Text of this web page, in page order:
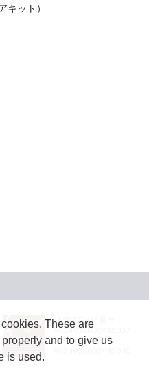
ット）
JASRAC許諾番号：
9024936001Y45037
JASRAC許諾番号：
These are
and to give us
is used.